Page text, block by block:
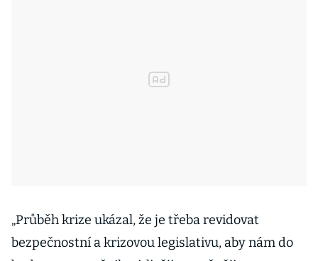
„Průběh krize ukázal, že je třeba revidovat
bezpečnostní a krizovou legislativu, aby nám do